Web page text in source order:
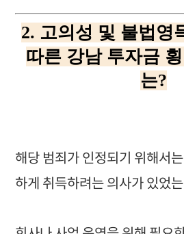
2. 고의성 및 불법영
따른 강남 투자금
는?
해당 범죄가 인정되기 위해서
하게 취득하려는 의사가 있었